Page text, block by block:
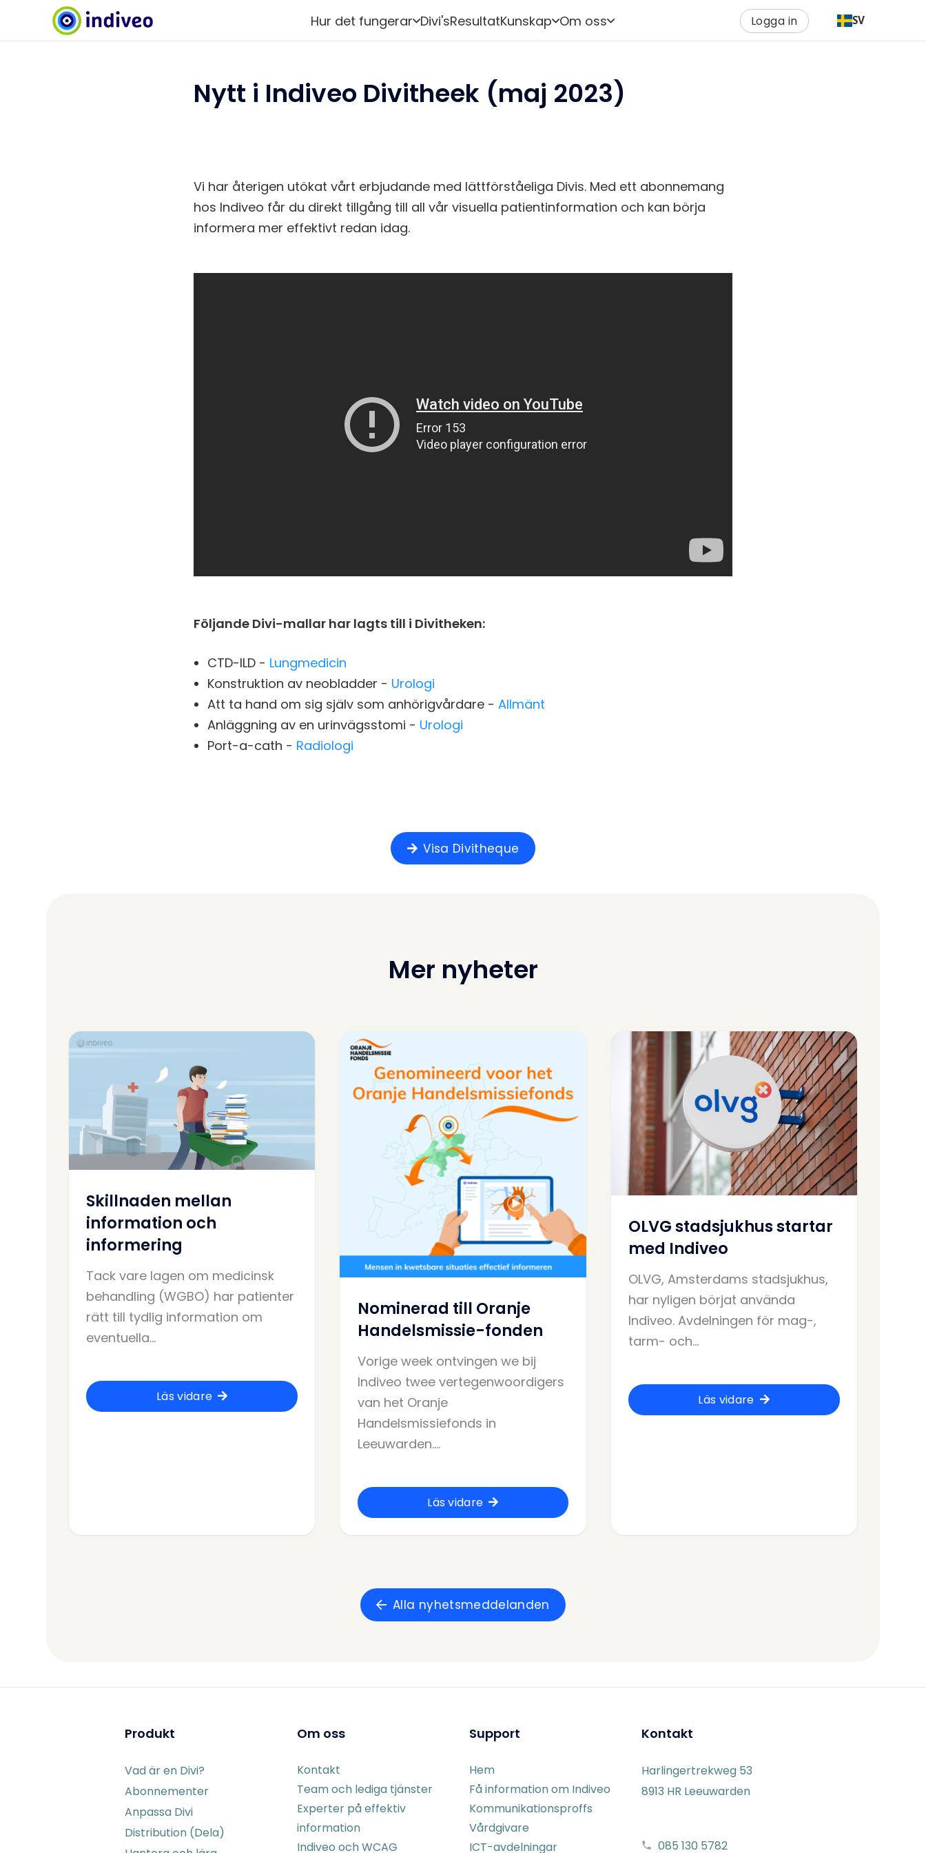
Hur det fungerar Divi'sResultatKunskap Om oss Logga in SV
Nytt i Indiveo Divitheek (maj 2023)
Vi har återigen utökat vårt erbjudande med lättförståeliga Divis. Med ett abonnemang
hos Indiveo får du direkt tillgång till all vår visuella patientinformation och kan börja
informera mer effektivt redan idag.
Följande Divi-mallar har lagts till i Divitheken:
CTD-ILD - Lungmedicin
Konstruktion av neobladder - Urologi
Att ta hand om sig själv som anhörigvårdare - Allmänt
Anläggning av en urinvägsstomi - Urologi
Port-a-cath - Radiologi
Visa Divitheque
Mer nyheter
Skillnaden mellan
information och
informering
Tack vare lagen om medicinsk
behandling (WGBO) har patienter
rätt till tydlig information om
eventuella...
Läs vidare
Nominerad till Oranje
Handelsmissie-fonden
Vorige week ontvingen we bij
Indiveo twee vertegenwoordigers
van het Oranje
Handelsmissiefonds in
Leeuwarden.…
Läs vidare
OLVG stadsjukhus startar
med Indiveo
OLVG, Amsterdams stadsjukhus,
har nyligen börjat använda
Indiveo. Avdelningen för mag-,
tarm- och...
Läs vidare
Alla nyhetsmeddelanden
Produkt
Vad är en Divi?
Abonnementer
Anpassa Divi
Distribution (Dela)
Om oss
Kontakt
Team och lediga tjänster
Experter på effektiv
information
Indiveo och WCAG
Support
Hem
Få information om Indiveo
Kommunikationsproffs
Vårdgivare
ICT-avdelningar
Kontakt
Harlingertrekweg 53
8913 HR Leeuwarden
085 130 5782